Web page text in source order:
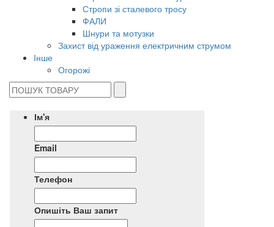
Стропи зі сталевого тросу
ФАЛИ
Шнури та мотузки
Захист від ураження електричним струмом
Інше
Огорожі
Ім'я
Email
Телефон
Опишіть Ваш запит